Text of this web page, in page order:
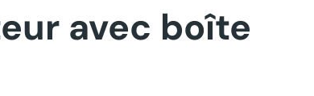
avec boîte